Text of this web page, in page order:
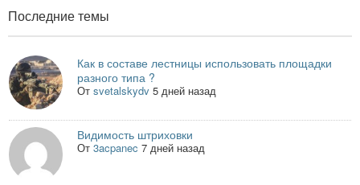
Последние темы
Как в составе лестницы использовать площадки
разного типа ?
Отsvetalskydv 5 дней назад
Видимость штриховки
От3acpanec 7 дней назад